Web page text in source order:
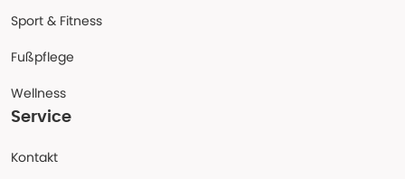
Sport & Fitness
Fußpflege
Wellness
Service
Kontakt